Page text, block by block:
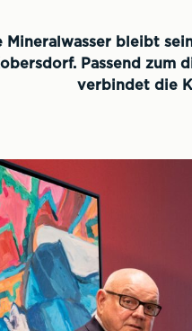
Mineralwasser bleibt
Passend zum
verbindet die